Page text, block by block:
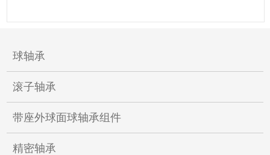
球轴承
滚子轴承
带座外球面球轴承组件
精密轴承